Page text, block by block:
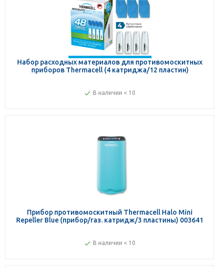
Набор расходных материалов для противомоскитных
приборов Thermacell (4 катриджа/12 пластин)
В наличии < 10
Прибор противомоскитный Thermacell Halo Mini
Repeller Blue (прибор/газ. катридж/3 пластины) 003641
В наличии < 10